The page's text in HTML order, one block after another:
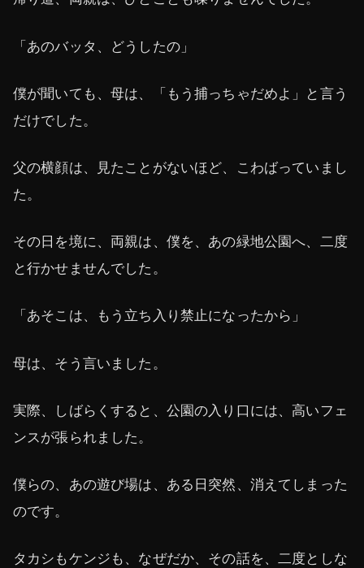
「あのバッタ、どうしたの」
僕が聞いても、母は、「もう捕っちゃだめよ」と言う
だけでした。
父の横顔は、見たことがないほど、こわばっていまし
た。
その日を境に、両親は、僕を、あの緑地公園へ、二度
と行かせませんでした。
「あそこは、もう立ち入り禁止になったから」
母は、そう言いました。
実際、しばらくすると、公園の入り口には、高いフェ
ンスが張られました。
僕らの、あの遊び場は、ある日突然、消えてしまった
のです。
タカシもケンジも、なぜだか、その話を、二度としな